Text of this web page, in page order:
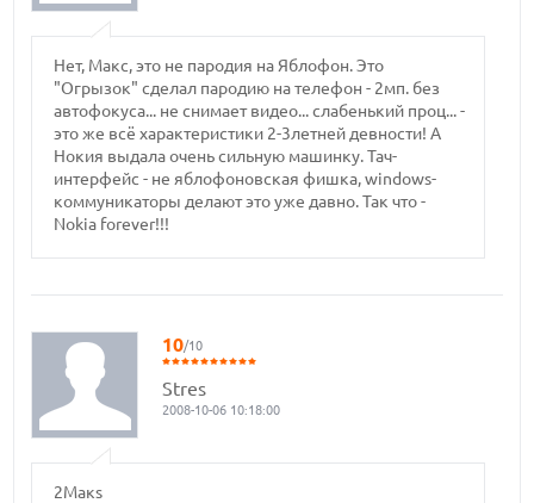
Нет, Макс, это не пародия на Яблофон. Это
"Огрызок" сделал пародию на телефон - 2мп. без
автофокуса... не снимает видео... слабенький проц... -
это же всё характеристики 2-3летней девности! А
Нокия выдала очень сильную машинку. Тач-
интерфейс - не яблофоновская фишка, windows-
коммуникаторы делают это уже давно. Так что -
Nokia forever!!!
10/10
Stres
2008-10-06 10:18:00
2Макs